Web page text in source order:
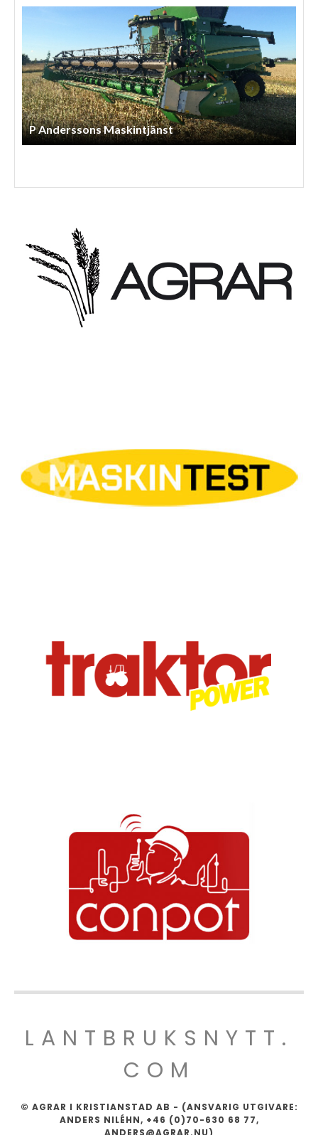
P Anderssons Maskintjänst
LANTBRUKSNYTT.
COM
© AGRAR I KRISTIANSTAD AB - (ANSVARIG UTGIVARE:
ANDERS NILÉHN, +46 (0)70-630 68 77,
ANDERS@AGRAR.NU)